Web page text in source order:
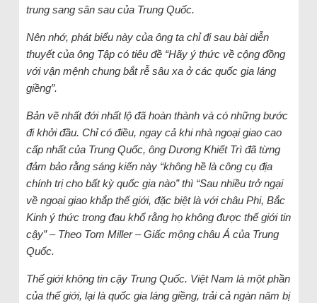
trung sang sân sau của Trung Quốc.
Nên nhớ, phát biểu này của ông ta chỉ đi sau bài diễn
thuyết của ông Tập có tiêu đề “Hãy ý thức về cộng đồng
với vận mệnh chung bắt rễ sâu xa ở các quốc gia láng
giềng”.
Bản vẽ nhất đới nhất lộ đã hoàn thành và có những bước
đi khởi đầu. Chỉ có điều, ngay cả khi nhà ngoại giao cao
cấp nhất của Trung Quốc, ông Dương Khiết Trì đã từng
đảm bảo rằng sáng kiến này “không hề là công cụ địa
chính trị cho bất kỳ quốc gia nào” thì “Sau nhiều trở ngại
về ngoại giao khắp thế giới, đặc biệt là với châu Phi, Bắc
Kinh ý thức trong đau khổ rằng họ không được thế giới tin
cậy” – Theo Tom Miller – Giấc mộng châu Á của Trung
Quốc.
Thế giới không tin cậy Trung Quốc. Việt Nam là một phần
của thế giới, lại là quốc gia láng giềng, trải cả ngàn năm bị